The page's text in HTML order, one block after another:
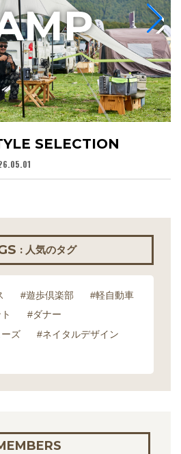
SELECTION
: 人気のタグ
#遊歩倶楽部
#軽自動車
#ダナー
ズ
#ネイタルデザイン